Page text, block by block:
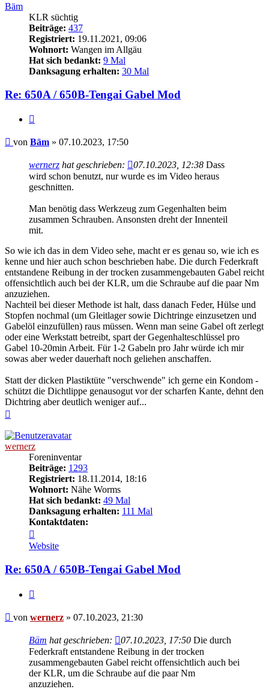
Bäm
KLR süchtig
Beiträge: 437
Registriert: 19.11.2021, 09:06
Wohnort: Wangen im Allgäu
Hat sich bedankt: 9 Mal
Danksagung erhalten: 30 Mal
Re: 650A / 650B-Tengai Gabel Mod
Beitrag
von Bäm » 07.10.2023, 17:50
wernerz hat geschrieben: 07.10.2023, 12:38 Dass
wird schon benutzt, nur wurde es im Video heraus
geschnitten.
Man benötig dass Werkzeug zum Gegenhalten beim
zusammen Schrauben. Ansonsten dreht der Innenteil
mit.
So wie ich das in dem Video sehe, macht er es genau so, wie ich es
kenne und hier auch schon beschrieben habe. Die durch Federkraft
entstandene Reibung in der trocken zusammengebauten Gabel reicht
offensichtlich auch bei der KLR, um die Schraube auf die paar Nm
anzuziehen.
Nachteil bei dieser Methode ist halt, dass danach Feder, Hülse und
Stopfen nochmal (um Gleitlager sowie Dichtringe einzusetzen und
Gabelöl einzufüllen) raus müssen. Wenn man seine Gabel oft zerlegt
oder eine Werkstatt betreibt, spart der Gegenhalteschlüssel pro
Gabel 10-20min Arbeit. Für 1-2 Gabeln pro Jahr würde ich mir
sowas aber weder dauerhaft noch geliehen anschaffen.
Statt der dicken Plastiktüte "verschwende" ich gerne ein Kondom -
schützt die Dichtlippe genausogut vor der scharfen Kante, dehnt den
Dichtring aber deutlich weniger auf...
wernerz
Foreninventar
Beiträge: 1293
Registriert: 18.11.2014, 18:16
Wohnort: Nähe Worms
Hat sich bedankt: 49 Mal
Danksagung erhalten: 111 Mal
Kontaktdaten:
von
wernerz
Website
Re: 650A / 650B-Tengai Gabel Mod
Beitrag
von wernerz » 07.10.2023, 21:30
Bäm hat geschrieben: 07.10.2023, 17:50 Die durch
Federkraft entstandene Reibung in der trocken
zusammengebauten Gabel reicht offensichtlich auch bei
der KLR, um die Schraube auf die paar Nm
anzuziehen.